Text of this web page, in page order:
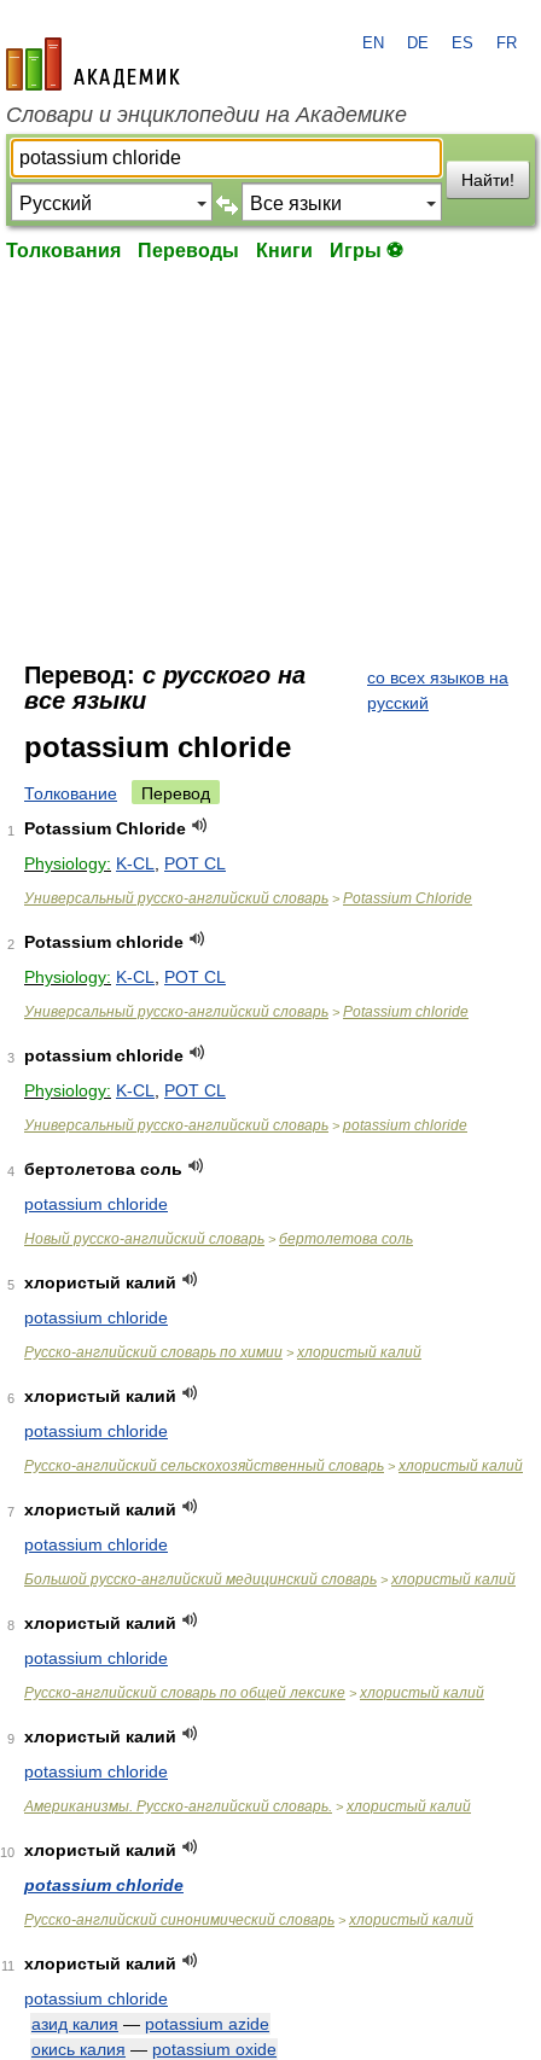
academic.ru
EN DE ES FR
Словари и энциклопедии на Академике
Найти!
Толкования Переводы Книги Игры ⚽
Перевод: с русского на
все языки
со всех языков на
русский
potassium chloride
Толкование Перевод
1
Potassium Chloride
Physiology: K-CL POT CL
Универсальный русско-английский словарь > Potassium Chloride
2
Potassium chloride
Physiology: K-CL POT CL
Универсальный русско-английский словарь > Potassium chloride
3
potassium chloride
Physiology: K-CL POT CL
Универсальный русско-английский словарь > potassium chloride
4
бертолетова соль
potassium chloride
Новый русско-английский словарь > бертолетова соль
5
хлористый калий
potassium chloride
Русско-английский словарь по химии > хлористый калий
6
хлористый калий
potassium chloride
Русско-английский сельскохозяйственный словарь > хлористый калий
7
хлористый калий
potassium chloride
Большой русско-английский медицинский словарь > хлористый калий
8
хлористый калий
potassium chloride
Русско-английский словарь по общей лексике > хлористый калий
9
хлористый калий
potassium chloride
Американизмы. Русско-английский словарь. > хлористый калий
10
хлористый калий
potassium chloride
Русско-английский синонимический словарь > хлористый калий
11
хлористый калий
potassium chloride
азид калия — potassium azide
окись калия — potassium oxide